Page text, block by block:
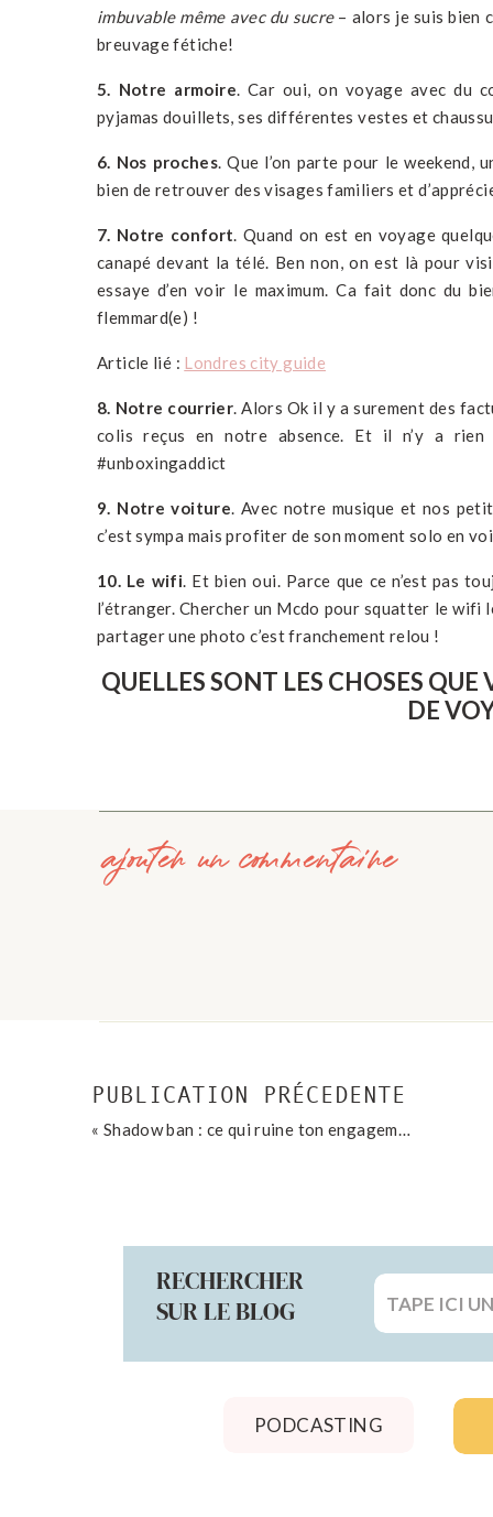
imbuvable même avec du sucre– alors je suis bien
breuvage fétiche!
5. Notre armoire . Car oui, on voyage avec du
pyjamas douillets, ses différentes vestes et
6. Nos proches . Que l’on parte pour le
bien de retrouver des visages familiers et
7. Notre confort . Quand on est en voyage
canapé devant la télé. Ben non, on est là pour
essaye d’en voir le maximum. Ca fait donc du
flemmard(e) !
Article lié : Londres city guide
8. Notre courrier . Alors Ok il y a surement des
colis reçus en notre absence. Et il n’y a rien
#unboxingaddict
9. Notre voiture . Avec notre musique et nos
c’est sympa mais profiter de son moment solo en
10. Le wifi . Et bien oui. Parce que ce n’est pas
l’étranger. Chercher un Mcdo pour squatter le wifi
partager une photo c’est franchement relou !
QUELLES SONT LES CHOSES
DE
ajouter un commentaire
« Shadow ban : ce qui ruine ton engagement Instagram
PUBLICATION PRÉCEDENTE
Search
for:
RECHERCHER
SUR LE BLOG
PODCASTING